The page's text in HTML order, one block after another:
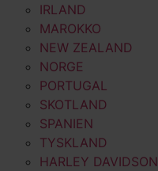
IRLAND
MAROKKO
NEW ZEALAND
NORGE
PORTUGAL
SKOTLAND
SPANIEN
TYSKLAND
HARLEY DAVIDSON